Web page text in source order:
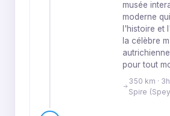
musée
moderne
l'histoire et
la célèbre
pour tout
350 km ·
Spire